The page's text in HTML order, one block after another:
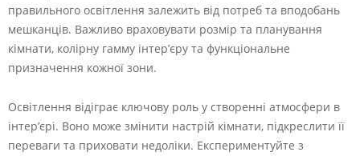
правильного освітлення залежить від потреб та вподобань
мешканців. Важливо враховувати розмір та планування
кімнати, колірну гамму інтер’єру та функціональне
призначення кожної зони.
Освітлення відіграє ключову роль у створенні атмосфери в
інтер’єрі. Воно може змінити настрій кімнати, підкреслити її
переваги та приховати недоліки. Експериментуйте з